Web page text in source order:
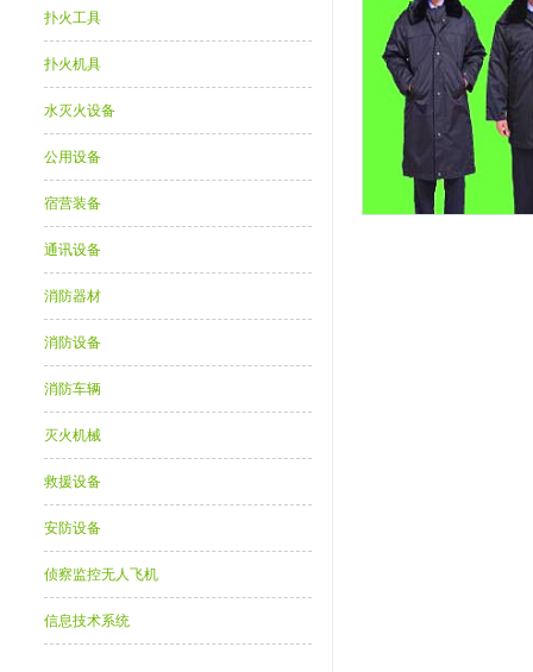
扑火工具
扑火机具
水灭火设备
公用设备
宿营装备
通讯设备
消防器材
消防设备
消防车辆
灭火机械
救援设备
安防设备
侦察监控无人飞机
信息技术系统